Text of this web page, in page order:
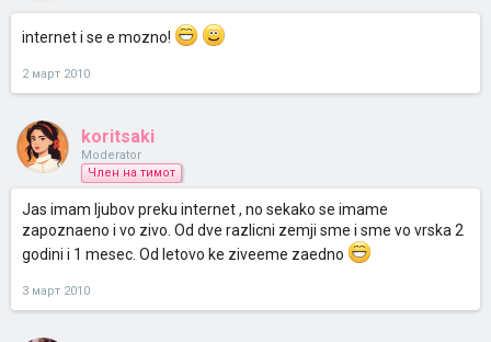
internet i se e mozno!
2 март 2010
koritsaki
Moderator
Член на тимот
Jas imam ljubov preku internet , no sekako se imame
zapoznaeno i vo zivo. Od dve razlicni zemji sme i sme vo vrska 2
godini i 1 mesec. Od letovo ke ziveeme zaedno
3 март 2010